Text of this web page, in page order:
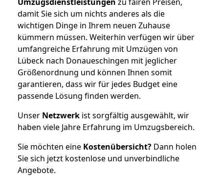
damit Sie sich um nichts anderes als die
wichtigen Dinge in Ihrem neuen Zuhause
kümmern müssen. Weiterhin verfügen wir über
umfangreiche Erfahrung mit Umzügen von
Lübeck nach Donaueschingen mit jeglicher
Größenordnung und können Ihnen somit
garantieren, dass wir für jedes Budget eine
passende Lösung finden werden.
Unser Netzwerk ist sorgfältig ausgewählt, wir
haben viele Jahre Erfahrung im Umzugsbereich.
Sie möchten eine Kostenübersicht? Dann holen
Sie sich jetzt kostenlose und unverbindliche
Angebote.